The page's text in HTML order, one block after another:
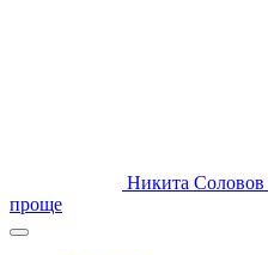
Никита Соловов
проще